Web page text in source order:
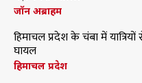
जॉन अब्राहम
हिमाचल प्रदेश के चंबा में
घायल
हिमाचल प्रदेश